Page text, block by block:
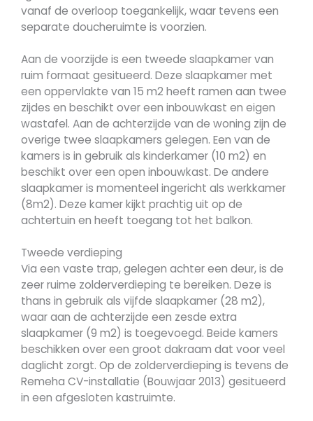
vanaf de overloop toegankelijk, waar tevens een
separate doucheruimte is voorzien.
Aan de voorzijde is een tweede slaapkamer van
ruim formaat gesitueerd. Deze slaapkamer met
een oppervlakte van 15 m2 heeft ramen aan twee
zijdes en beschikt over een inbouwkast en eigen
wastafel. Aan de achterzijde van de woning zijn de
overige twee slaapkamers gelegen. Een van de
kamers is in gebruik als kinderkamer (10 m2) en
beschikt over een open inbouwkast. De andere
slaapkamer is momenteel ingericht als werkkamer
(8m2). Deze kamer kijkt prachtig uit op de
achtertuin en heeft toegang tot het balkon.
Tweede verdieping
Via een vaste trap, gelegen achter een deur, is de
zeer ruime zolderverdieping te bereiken. Deze is
thans in gebruik als vijfde slaapkamer (28 m2),
waar aan de achterzijde een zesde extra
slaapkamer (9 m2) is toegevoegd. Beide kamers
beschikken over een groot dakraam dat voor veel
daglicht zorgt. Op de zolderverdieping is tevens de
Remeha CV-installatie (Bouwjaar 2013) gesitueerd
in een afgesloten kastruimte.